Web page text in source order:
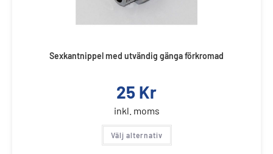
Sexkantnippel med utvändig gänga förkromad
25 Kr
inkl. moms
Välj alternativ